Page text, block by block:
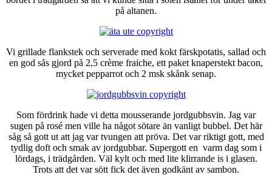
på altanen.
Vi grillade flankstek och serverade med kokt färskpotatis, sallad och
en god sås gjord på 2,5 crème fraiche, ett paket knaperstekt bacon,
mycket pepparrot och 2 msk skånk senap.
Som fördrink hade vi detta mousserande jordgubbsvin. Jag var
sugen på rosé men ville ha något sötare än vanligt bubbel. Det här
såg så gott ut att jag var tvungen att pröva. Det var riktigt gott, med
tydlig doft och smak av jordgubbar. Supergott en varm dag som i
lördags, i trädgården. Väl kylt och med lite klirrande is i glasen.
Trots att det var sött fick det även godkänt av sambon.